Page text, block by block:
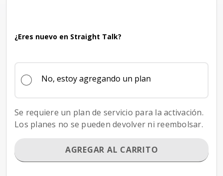
¿Eres nuevo en Straight Talk?
No, estoy agregando un plan
Se requiere un plan de servicio para la activación.
Los planes no se pueden devolver ni reembolsar.
AGREGAR AL CARRITO